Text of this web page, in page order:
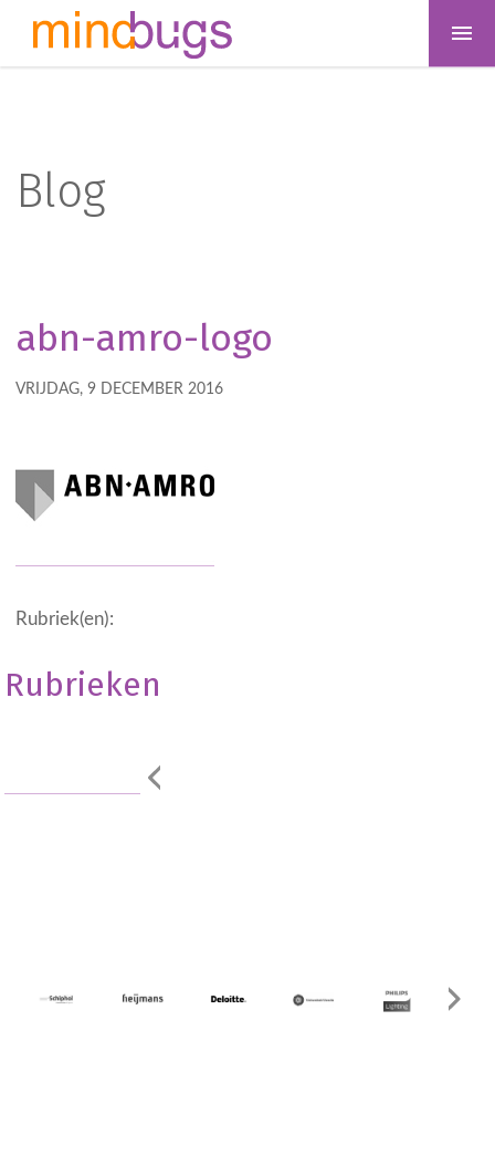
Blog
abn-amro-logo
VRIJDAG, 9 DECEMBER 2016
Rubriek(en):
Rubrieken